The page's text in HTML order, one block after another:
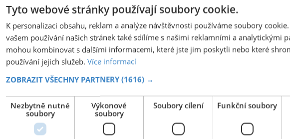
vylučovaných ve spánku brání vzniku obezity, je prevencí zvýšeného
mozkových příhod, cukrovky a chrání i proti růstu některých nádorů,“
Tyto webové stránky používají soubory cookie.
K personalizaci obsahu, reklam a analýze návštěvnosti používáme soubory
vašem používání našich stránek také sdílíme s našimi reklamními a analytickými
mohou kombinovat s dalšími informacemi, které jste jim poskytli nebo které
používání jejich služeb. Více informací
ZOBRAZIT VŠECHNY PARTNERY (1616) →
Nezbytně nutné
soubory
Výkonové
soubory
Soubory cílení Funkční soubory